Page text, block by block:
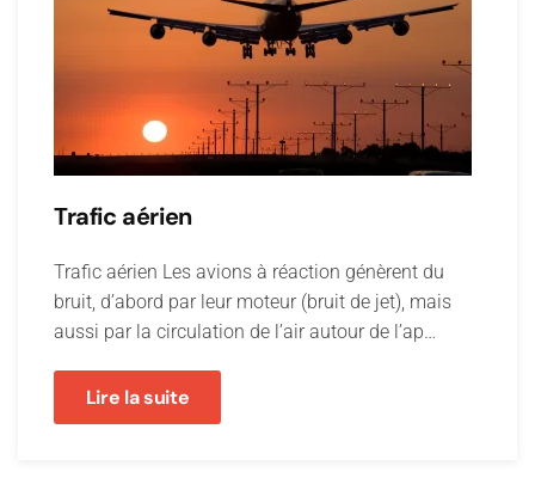
Trafic aérien
Trafic aérien Les avions à réaction génèrent du
bruit, d’abord par leur moteur (bruit de jet), mais
aussi par la circulation de l’air autour de l’ap…
Lire la suite